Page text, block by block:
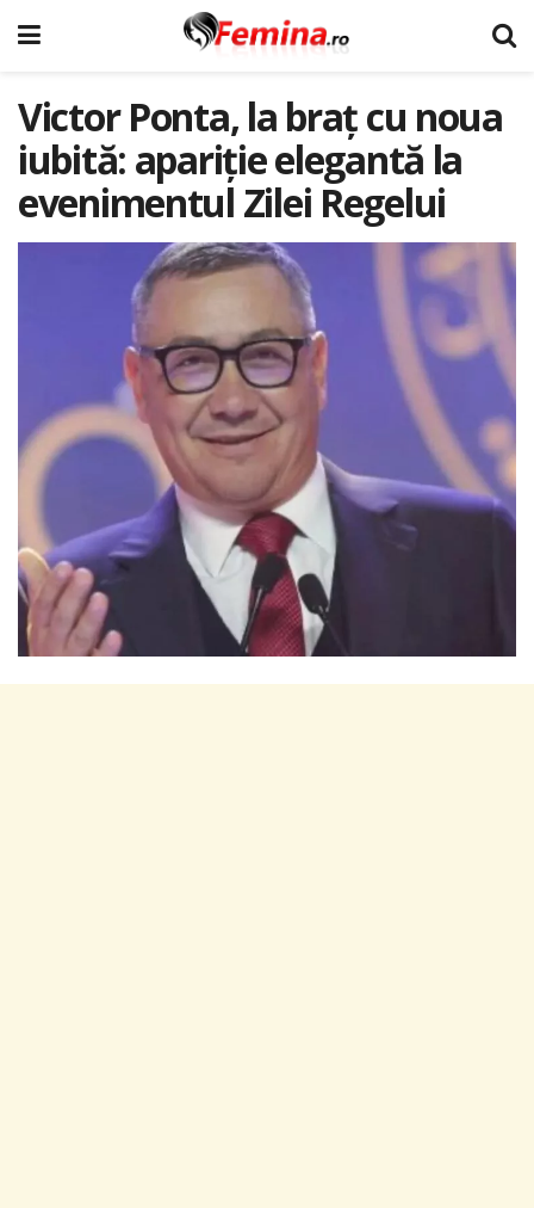
Victor Ponta, la braț cu noua
iubită: apariție elegantă la
evenimentul Zilei Regelui